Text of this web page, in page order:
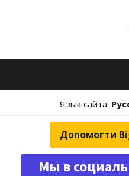
Язык сайта:
Допомогти
Мы в